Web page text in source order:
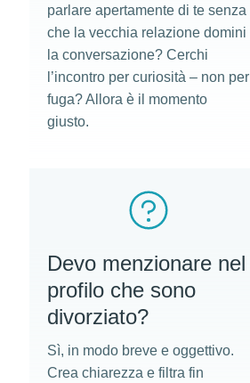
parlare apertamente di te senza
che la vecchia relazione domini
la conversazione? Cerchi
l’incontro per curiosità – non per
fuga? Allora è il momento
giusto.
Devo menzionare nel
profilo che sono
divorziato?
Sì, in modo breve e oggettivo.
Crea chiarezza e filtra fin